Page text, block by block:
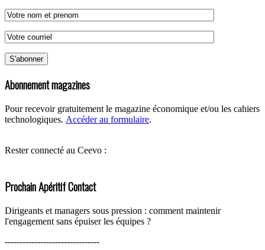
Abonnement magazines
Pour recevoir gratuitement le magazine économique et/ou les cahiers
technologiques. Accéder au formulaire.
Rester connecté au Ceevo :
Prochain Apéritif Contact
Dirigeants et managers sous pression : comment maintenir
l'engagement sans épuiser les équipes ?
--------------------------------